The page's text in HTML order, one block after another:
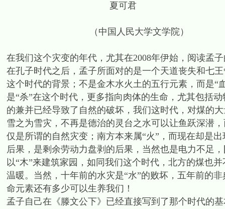
夏可君
（中国人民大学文学院）
在我们这个灾变的年代，尤其在2008年伊始，阅读孟
在孔子时代之后，孟子所面对的是一个天道丧失和七
这个时代的背景；不是金木水火土的五行元素，而是
是“杀”在这个时代，更多指向肉体的生命，尤其包括
的兼并已经导致了自然的破坏，我们这时代，对煤的
雪之为雪灾，不再是德治的灵台之水可以让鱼跃深潜
仅是所谓的自然灾变；南方本来属“火”，而现在却是
后果，是剩余劳动力盘剥的后果，当然也是电力不足
以“木”来建筑家园，如同我们这个时代，北方的煤也
温暖。当然，十年前的水灾是“水”的败坏，五年前的
命元素还有多少可以生养我们！
孟子自己在《滕文公下》已经直接写到了那个时代的